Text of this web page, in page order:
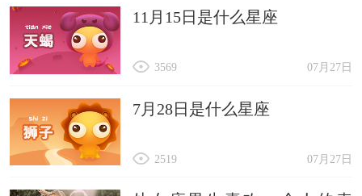
11月15日是什么星座
07月27日
3569
7月28日是什么星座
07月27日
2519